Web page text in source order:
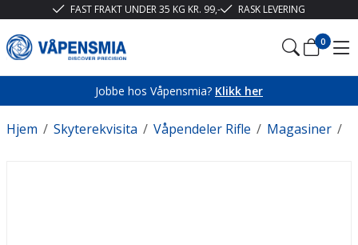
FAST FRAKT UNDER 35 KG KR. 99,- RASK LEVERING
0
Jobbe hos Våpensmia? Klikk her
/
Hjem /
Skyterekvisita /
Våpendeler Rifle /
Magasiner